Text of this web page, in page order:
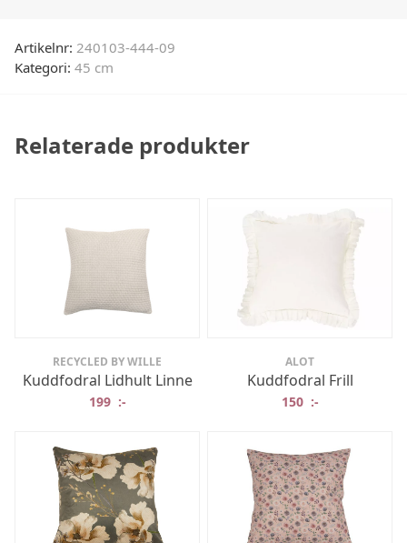
Artikelnr: 240103-444-09
Kategori: 45 cm
Relaterade produkter
RECYCLED BY WILLE
Kuddfodral Lidhult Linne
199 :-
ALOT
Kuddfodral Frill
150 :-